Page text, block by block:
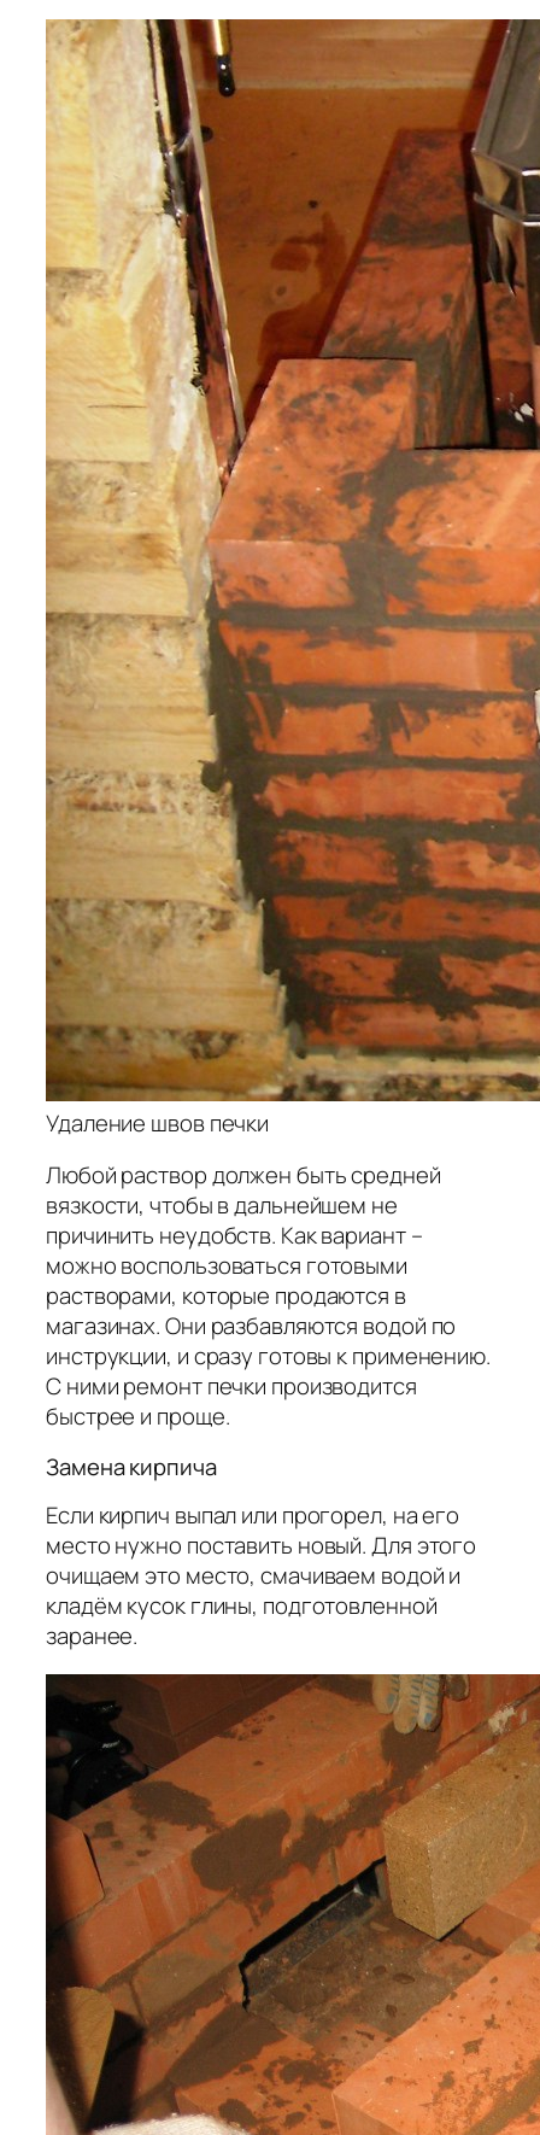
Удаление швов печки
Любой раствор должен быть средней
вязкости, чтобы в дальнейшем не
причинить неудобств. Как вариант –
можно воспользоваться готовыми
растворами, которые продаются в
магазинах. Они разбавляются водой по
инструкции, и сразу готовы к применению.
С ними ремонт печки производится
быстрее и проще.
Замена кирпича
Если кирпич выпал или прогорел, на его
место нужно поставить новый. Для этого
очищаем это место, смачиваем водой и
кладём кусок глины, подготовленной
заранее.